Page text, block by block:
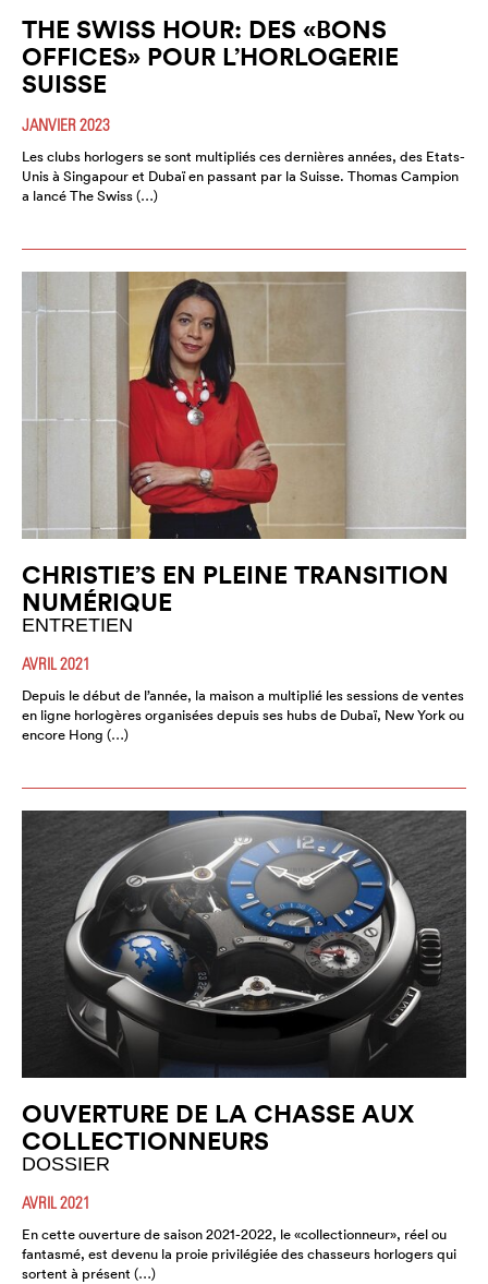
THE SWISS HOUR: DES «BONS
OFFICES» POUR L’HORLOGERIE
SUISSE
JANVIER 2023
Les clubs horlogers se sont multipliés ces dernières années, des Etats-
Unis à Singapour et Dubaï en passant par la Suisse. Thomas Campion
a lancé The Swiss (…)
CHRISTIE’S EN PLEINE TRANSITION
NUMÉRIQUE
ENTRETIEN
AVRIL 2021
Depuis le début de l’année, la maison a multiplié les sessions de ventes
en ligne horlogères organisées depuis ses hubs de Dubaï, New York ou
encore Hong (…)
OUVERTURE DE LA CHASSE AUX
COLLECTIONNEURS
DOSSIER
AVRIL 2021
En cette ouverture de saison 2021-2022, le «collectionneur», réel ou
fantasmé, est devenu la proie privilégiée des chasseurs horlogers qui
sortent à présent (…)